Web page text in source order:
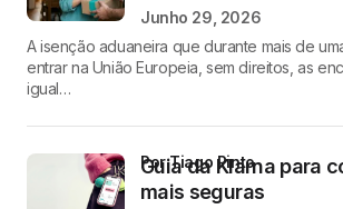
Junho 29, 2026
A isenção aduaneira que durante mais de
entrar na União Europeia, sem direitos, as
igual…
Guia da Klarna para
mais seguras
por Tiago Pinto